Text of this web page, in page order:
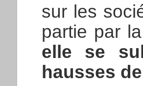
sur les
partie par
elle se
hausses